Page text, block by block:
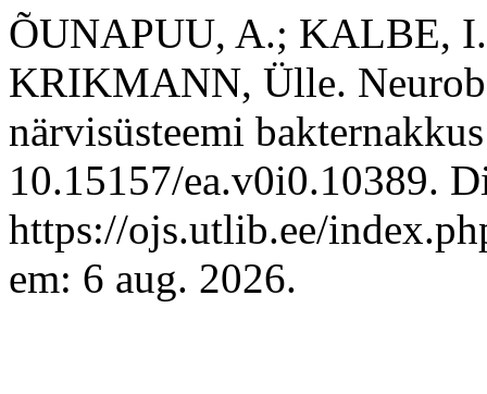
ÕUNAPUU, A.; KALBE,
KRIKMANN, Ülle.
närvisüsteemi
10.15157/ea.v0i0.10389.
https://ojs.utlib.ee/
em: 6 aug. 2026.